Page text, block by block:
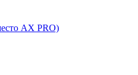
AX PRO)